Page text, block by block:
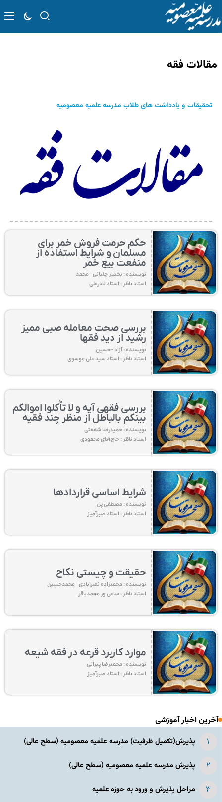
مقالات فقه
تحقيقات و یادداشت های طلاب مدرسه علميه معصوميه
حکم حرمت فروش خمر برای
مسلمان و شرایط استفاده از
منفعت بیع خمر
نویسنده : بختیار جلیانی - محمد
استاد ناظر : استاد نادرعلی
بررسی صحت معامله صبی ممیز
رشید از دید فقها
نویسنده : آزاد - حسین
استاد ناظر : استاد سید علی موسوی
بررسی فقهی آیه و لا تاٌکلوا اموالکم
بینکم بالباطل از منظر چند فقیه
نویسنده : حمیدرضا شفقتی
استاد ناظر : حاج آقای محمودی
شرایط اساسی قراردادها
نویسنده : مصطفی پل
استاد ناظر : استاد صبرآمیز
حقیقت و چیستی نکاح
نویسنده : محمدزاده نصرآبادی - محمدحسین
استاد ناظر : ساعی ور محمدباقر
موارد کاربرد قرعه در فقه شیعه
نویسنده : محمدرضا پیرائی
استاد ناظر : استاد صبرآمیز
آخرین اخبار آموزشی
پذیرش(تکمیل ظرفیت) مدرسه علمیه معصومیه‌ (سطح عالی)
پذیرش مدرسه علمیه معصومیه‌ (سطح عالی)
مراحل پذیرش و ورود به حوزه علمیه